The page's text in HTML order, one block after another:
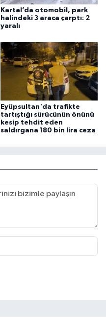
Kartal’da otomobil, park
halindeki 3 araca çarptı: 2
yaralı
Eyüpsultan'da trafikte
tartıştığı sürücünün önünü
kesip tehdit eden
saldırgana 180 bin lira ceza